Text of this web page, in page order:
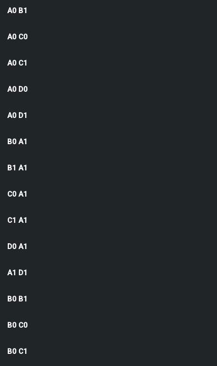
A0 B1
A0 C0
A0 C1
A0 D0
A0 D1
B0 A1
B1 A1
C0 A1
C1 A1
D0 A1
A1 D1
B0 B1
B0 C0
B0 C1